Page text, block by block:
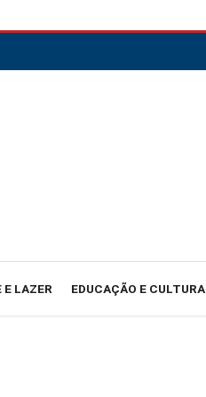
E LAZER EDUCAÇÃO E CULTURA